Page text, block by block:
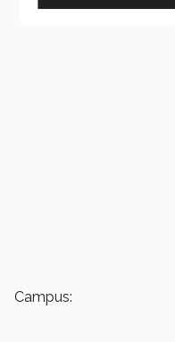
Campus: